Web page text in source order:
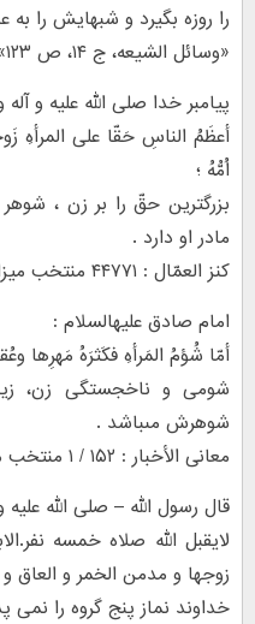
را روزه بگیرد و شبهایش را
«وسائل الشیعه، ج ۱۴، ص ۱۲۳»
پیامبر خدا صلى‏ الله ‏علیه و
أعظَمُ الناسِ حَقّا على المرأهِ
اُمُّهُ ؛
بزرگترین حقّ را بر زن ،
مادر او دارد .
کنز العمّال : ۴۴۷۷۱ منتخب میزان الحکمه : ۲۵۴
امام صادق علیه‏السلام :
أمّا شُؤمُ المَرأهِ فکَثرَهُ مَهرِها
شومى و ناخجستگى زن،
شوهرش مى‏باشد .
معانی الأخبار : ۱۵۲ / ۱ منتخب میزان الحکمه : ۲۵۴
قال رسول الله – صلى الله علیه
لایقبل الله صلاه خمسه
زوجها و مدمن الخمر و العاق و
خداوند نماز پنج گروه را نمى